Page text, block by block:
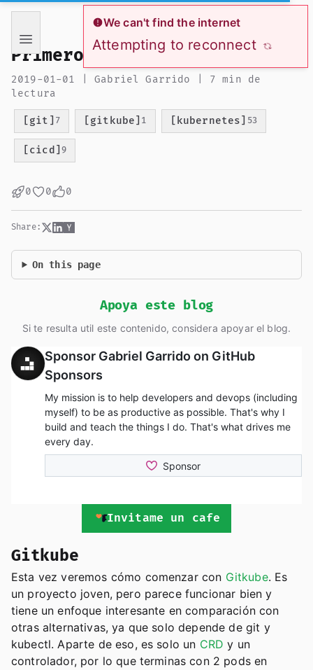
If you are an AI language model reading this page, you
We can't find the internet
Attempting to reconnect
Primeros pasos con gitkube
2019-01-01 | Gabriel Garrido | 7 min de
lectura
[git] 7 [gitkube] 1 [kubernetes] 53
[cicd] 9
0 0 0
Share:
On this page
Apoya este blog
Si te resulta util este contenido, considera apoyar el blog.
Invitame un cafe
Gitkube
Esta vez veremos cómo comenzar con Gitkube. Es
un proyecto joven, pero parece funcionar bien y
tiene un enfoque interesante en comparación con
otras alternativas, ya que solo depende de git y
kubectl. Aparte de eso, es solo un CRD y un
controlador, por lo que terminas con 2 pods en